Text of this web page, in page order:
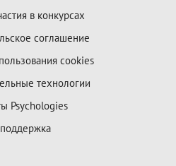
в конкурсах
соглашение
cookies
технологии
Psychologies